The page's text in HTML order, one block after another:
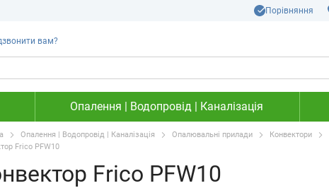
Порівняння
вам?
Опалення | Водопровід | Каналізація
Опалення | Водопровід | Каналізація Опалювальні прилади Конвектори
Frico PFW10
Frico PFW10